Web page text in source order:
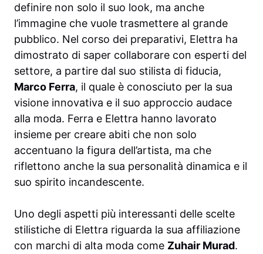
definire non solo il suo look, ma anche
l’immagine che vuole trasmettere al grande
pubblico. Nel corso dei preparativi, Elettra ha
dimostrato di saper collaborare con esperti del
settore, a partire dal suo stilista di fiducia,
Marco Ferra, il quale è conosciuto per la sua
visione innovativa e il suo approccio audace
alla moda. Ferra e Elettra hanno lavorato
insieme per creare abiti che non solo
accentuano la figura dell’artista, ma che
riflettono anche la sua personalità dinamica e il
suo spirito incandescente.
Uno degli aspetti più interessanti delle scelte
stilistiche di Elettra riguarda la sua affiliazione
con marchi di alta moda come Zuhair Murad.